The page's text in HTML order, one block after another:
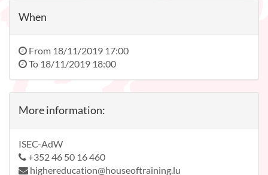
When
From 18/11/2019 17:00
To 18/11/2019 18:00
More information:
ISEC-AdW
+352 46 50 16 460
highereducation@houseoftraining.lu